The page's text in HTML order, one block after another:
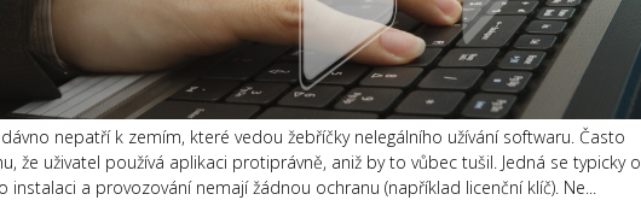
nepatří k zemím, které vedou žebříčky nelegálního užívání softwaru. Často
že uživatel používá aplikaci protiprávně, aniž by to vůbec tušil. Jedná se typicky o
instalaci a provozování nemají žádnou ochranu (například licenční klíč). Ne...